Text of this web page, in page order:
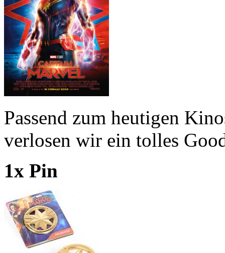
Passend zum heutigen
verlosen wir ein tolles
1x Pin